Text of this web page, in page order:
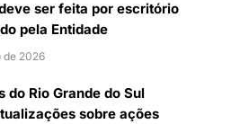
ser feita por escritório
pela Entidade
de 2026
do Rio Grande do Sul
sobre ações